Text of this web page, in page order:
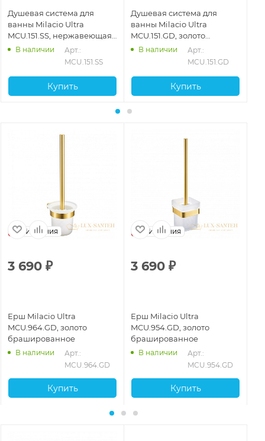
Душевая система для
ванны Milacio Ultra
MCU.151.SS, нержавеющая
сталь
В наличии
Арт.:
MCU.151.SS
Купить
Душевая система для
ванны Milacio Ultra
MCU.151.GD, золото
брашированное
В наличии
Арт.:
MCU.151.GD
Купить
Испания
3 690 ₽
Ерш Milacio Ultra
MCU.964.GD, золото
брашированное
В наличии
Арт.:
MCU.964.GD
Купить
Испания
3 690 ₽
Ерш Milacio Ultra
MCU.954.GD, золото
брашированное
В наличии
Арт.:
MCU.954.GD
Купить